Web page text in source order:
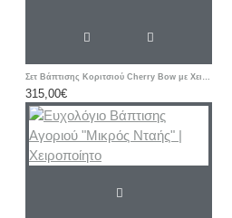
Σετ Βάπτισης Κοριτσιού Cherry Bow με Χειροποίητη Ζωγραφισμένη Βαλίτσα Τρόλεϊ
315,00€